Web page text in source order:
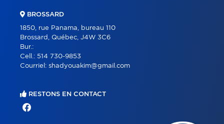
BROSSARD
1850, rue Panama, bureau 110
Brossard, Québec, J4W 3C6
Bur.:
Cell.: 514 730-9853
Courriel: shadyouakim@gmail.com
RESTONS EN CONTACT